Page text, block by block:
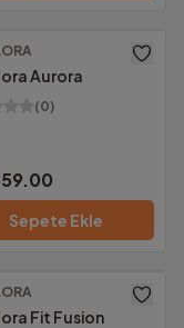
Aurora
(0)
Sepete Ekle
Fit Fusion